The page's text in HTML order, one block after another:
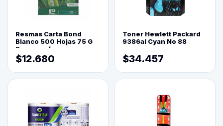
Resmas Carta Bond
Blanco 500 Hojas 75 G
Reprograf.
$12.680
Toner Hewlett Packard
9386al Cyan No 88
$34.457